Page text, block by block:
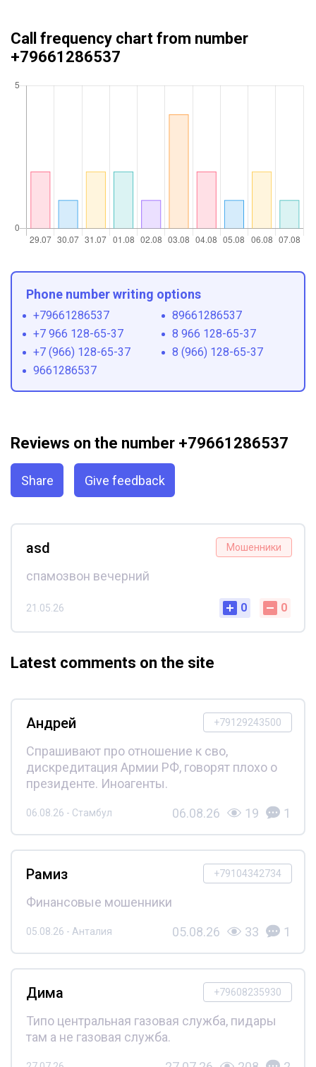
Call frequency chart from number
+79661286537
Phone number writing options
+79661286537
89661286537
+7 966 128-65-37
8 966 128-65-37
+7 (966) 128-65-37
8 (966) 128-65-37
9661286537
Reviews on the number +79661286537
Share Give feedback
Мошенники
asd
спамозвон вечерний
21.05.26 0 0
Latest comments on the site
+79129243500
Андрей
Спрашивают про отношение к сво,
дискредитация Армии РФ, говорят плохо о
президенте. Иноагенты.
06.08.26 - Стамбул 06.08.26 19 1
+79104342734
Рамиз
Финансовые мошенники
05.08.26 - Анталия 05.08.26 33 1
+79608235930
Дима
Типо центральная газовая служба, пидары
там а не газовая служба.